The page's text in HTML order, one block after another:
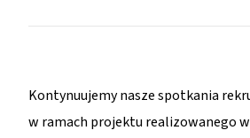
Kontynuujemy nasze spotkania
w ramach projektu realizowanego